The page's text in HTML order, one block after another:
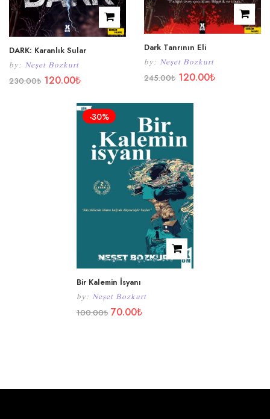
DARK: Karanlık Sular
by: Neşet Bozkurt
230.00₺ 120.00₺
Dark Tanrının Eli
by: Neşet Bozkurt
245.00₺ 120.00₺
-30%
Bir Kalemin İsyanı
by: Neşet Bozkurt
100.00₺ 70.00₺